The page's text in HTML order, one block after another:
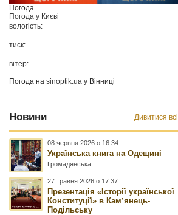
Погода
Погода у Києві
вологість:
тиск:
вітер:
Погода наsinoptik.ua у Вінниці
Новини Дивитися всі
08 червня 2026 о 16:34
Українська книга на Одещині
Громадянська
27 травня 2026 о 17:37
Презентація «Історії української
Конституції» в Камʼянець-
Подільську